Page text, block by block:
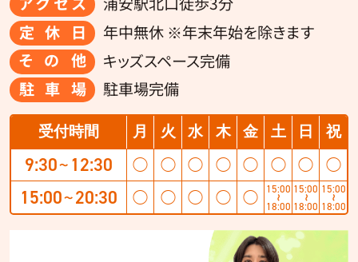
定休日
年中無休 ※年末年始を除きます
その他
キッズスペース完備
駐車場
駐車場完備
受付時間 月 火 水 木 金 土 日 祝
9:30 〜 12:30 ◯ ◯ ◯ ◯ ◯ ◯ ◯ ◯
15:00 〜 20:30 ◯ ◯ ◯ ◯ ◯ 15:00
〜
18:00
15:00
〜
18:00
15:00
〜
18:00